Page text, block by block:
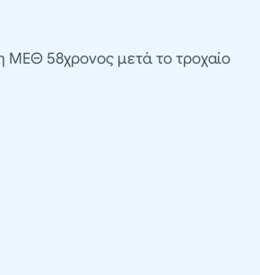
ΜΕΘ 58χρονος μετά το τροχαίο